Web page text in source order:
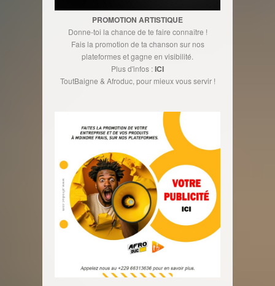
PROMOTION ARTISTIQUE
Donne-toi la chance de te faire connaître !
Fais la promotion de ta chanson sur nos
plateformes et gagne en visibilité.
Plus d'infos :ICI
ToutBaigne & Afroduc, pour mieux vous servir !